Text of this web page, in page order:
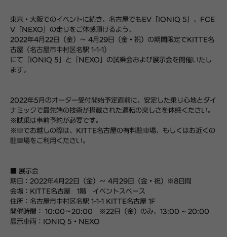
東京・大阪でのイベントに続き、名古屋でもEV「IONIQ 5」、FCE
V「NEXO」の走りをご体感頂けるよう、
2022年4月22日（金）〜 4月29日（金・祝）の期間限定でKITTE名
古屋（名古屋市中村区名駅 1-1-1）
にて「IONIQ 5」と「NEXO」の試乗会および展示会を開催いたし
ます。
2022年5月のオーダー受付開始予定直前に、安定した乗り心地とダイ
ナミックで最先端の技術が搭載された運転の楽しさを体感ください。
※試乗は事前予約が必要です。
※車でお越しの際は、KITTE名古屋の有料駐車場、もしくはお近くの
駐車場をご利用ください。
■ 展示会
期日：2022年4月22日（金）〜 4月29日（金・祝）※8日間
会場：KITTE名古屋 1階 イベントスペース
住所：名古屋市中村区名駅 1-1-1 KITTE名古屋 1F
開催時間： 10:00～20:00 ※22日（金）のみ、13:00 ~ 20:00
展示車両：IONIQ 5・NEXO